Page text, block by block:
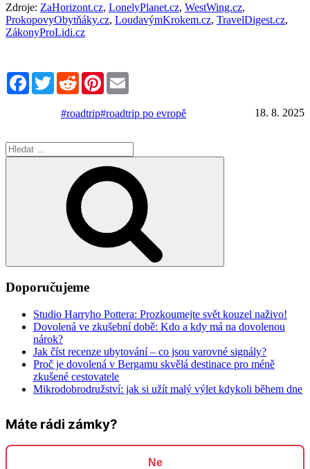
Zdroje: ZaHorizont.cz, LonelyPlanet.cz, WestWing.cz,
ProkopovyObytňáky.cz, LoudavýmKrokem.cz, TravelDigest.cz,
ZákonyProLidi.cz
FacebookTwitterRedditPinterest
18. 8. 2025
#roadtrip#roadtrip po evropě
Hledat:
Doporučujeme
Studio Harryho Pottera: Prozkoumejte svět kouzel naživo!
Dovolená ve zkušební době: Kdo a kdy má na dovolenou
nárok?
Jak číst recenze ubytování – co jsou varovné signály?
Proč je dovolená v Bergamu skvělá destinace pro méně
zkušené cestovatele
Mikrodobrodružství: jak si užít malý výlet kdykoli během dne
Máte rádi zámky?
Ne